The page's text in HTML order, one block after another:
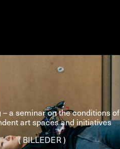
– a seminar on the conditions of
art spaces and initiatives
( BILLEDER )